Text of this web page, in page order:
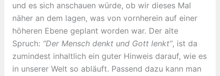
und es sich anschauen würde, ob wir dieses Mal
näher an dem lagen, was von vornherein auf einer
höheren Ebene geplant worden war. Der alte
Spruch: “Der Mensch denkt und Gott lenkt”, ist da
zumindest inhaltlich ein guter Hinweis darauf, wie es
in unserer Welt so abläuft. Passend dazu kann man